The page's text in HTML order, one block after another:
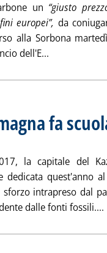
un “giusto
europei”, da
alla Sorbona
dell'E...
fa
la capitale del
dedicata quest'anno
intrapreso dal
dalle fonti fossili....